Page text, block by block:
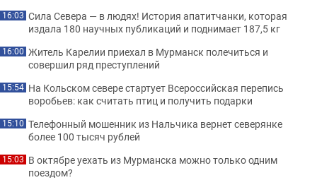
16:03 Сила Севера — в людях! История апатитчанки, которая
издала 180 научных публикаций и поднимает 187,5 кг
16:00 Житель Карелии приехал в Мурманск полечиться и
совершил ряд преступлений
15:54 На Кольском севере стартует Всероссийская перепись
воробьев: как считать птиц и получить подарки
15:10 Телефонный мошенник из Нальчика вернет северянке
более 100 тысяч рублей
15:03 В октябре уехать из Мурманска можно только одним
поездом?